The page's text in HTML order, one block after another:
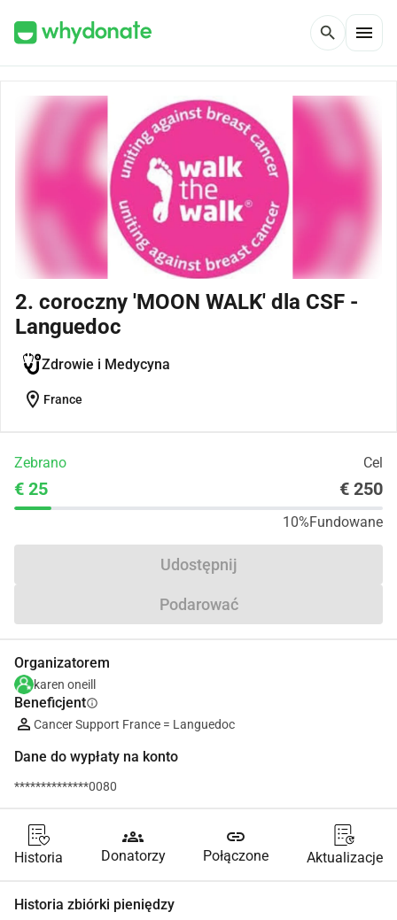
search menu
2. coroczny 'MOON WALK' dla CSF -
Languedoc
Zdrowie i Medycyna
location_on France
Zebrano Cel
€ 25 € 250
10%Fundowane
Udostępnij
Podarować
Organizatorem
karen oneill
Beneficjentinfo
Cancer Support France = Languedoc
Dane do wypłaty na konto
**************0080
Historia
groups
Donatorzy
link
Połączone Aktualizacje
Historia zbiórki pieniędzy